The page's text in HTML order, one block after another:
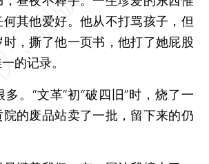
其他爱好。他从不打骂孩子，但
，撕了他一页书，他打了她屁股
的记录。
“文革”初“破四旧”时，烧了一
的废品站卖了一批，留下来的仍